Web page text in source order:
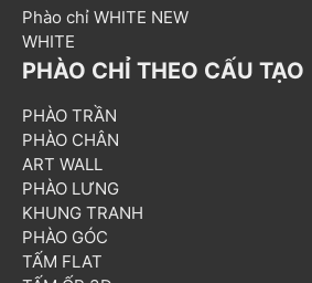
Phào chỉ WHITE NEW
WHITE
PHÀO CHỈ THEO CẤU TẠO
PHÀO TRẦN
PHÀO CHÂN
ART WALL
PHÀO LƯNG
KHUNG TRANH
PHÀO GÓC
TẤM FLAT